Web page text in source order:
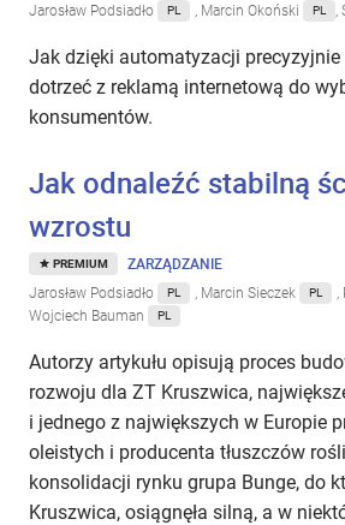
Jarosław Podsiadło PL , Marcin Okoński PL
Jak dzięki automatyzacji
dotrzeć z reklamą internetową do
konsumentów.
Jak odnaleźć stabilną
wzrostu
PREMIUM ZARZĄDZANIE
Jarosław Podsiadło PL , Marcin Sieczek PL
Wojciech Bauman
PL
Autorzy artykułu opisują proces
rozwoju dla ZT Kruszwica,
i jednego z największych w Europie
oleistych i producenta tłuszczów
konsolidacji rynku grupa Bunge, do
Kruszwica, osiągnęła silną, a w